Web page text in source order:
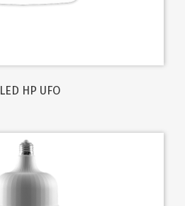
PLED HP UFO